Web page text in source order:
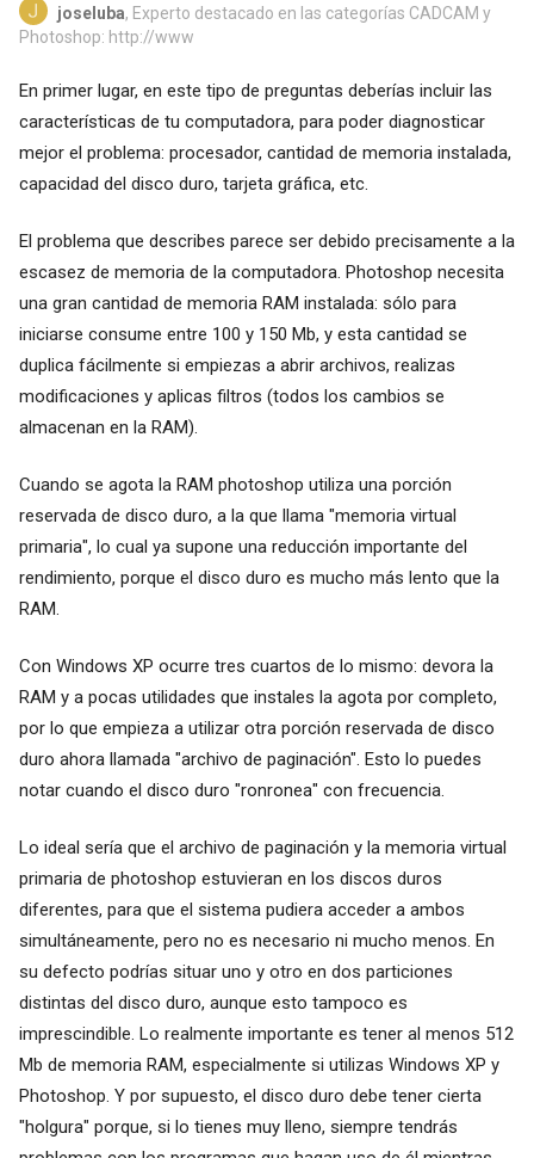
joseluba, Experto destacado en las categorías CADCAM y
Photoshop: http://www
En primer lugar, en este tipo de preguntas deberías incluir las
características de tu computadora, para poder diagnosticar
mejor el problema: procesador, cantidad de memoria instalada,
capacidad del disco duro, tarjeta gráfica, etc.
El problema que describes parece ser debido precisamente a la
escasez de memoria de la computadora. Photoshop necesita
una gran cantidad de memoria RAM instalada: sólo para
iniciarse consume entre 100 y 150 Mb, y esta cantidad se
duplica fácilmente si empiezas a abrir archivos, realizas
modificaciones y aplicas filtros (todos los cambios se
almacenan en la RAM).
Cuando se agota la RAM photoshop utiliza una porción
reservada de disco duro, a la que llama "memoria virtual
primaria", lo cual ya supone una reducción importante del
rendimiento, porque el disco duro es mucho más lento que la
RAM.
Con Windows XP ocurre tres cuartos de lo mismo: devora la
RAM y a pocas utilidades que instales la agota por completo,
por lo que empieza a utilizar otra porción reservada de disco
duro ahora llamada "archivo de paginación". Esto lo puedes
notar cuando el disco duro "ronronea" con frecuencia.
Lo ideal sería que el archivo de paginación y la memoria virtual
primaria de photoshop estuvieran en los discos duros
diferentes, para que el sistema pudiera acceder a ambos
simultáneamente, pero no es necesario ni mucho menos. En
su defecto podrías situar uno y otro en dos particiones
distintas del disco duro, aunque esto tampoco es
imprescindible. Lo realmente importante es tener al menos 512
Mb de memoria RAM, especialmente si utilizas Windows XP y
Photoshop. Y por supuesto, el disco duro debe tener cierta
"holgura" porque, si lo tienes muy lleno, siempre tendrás